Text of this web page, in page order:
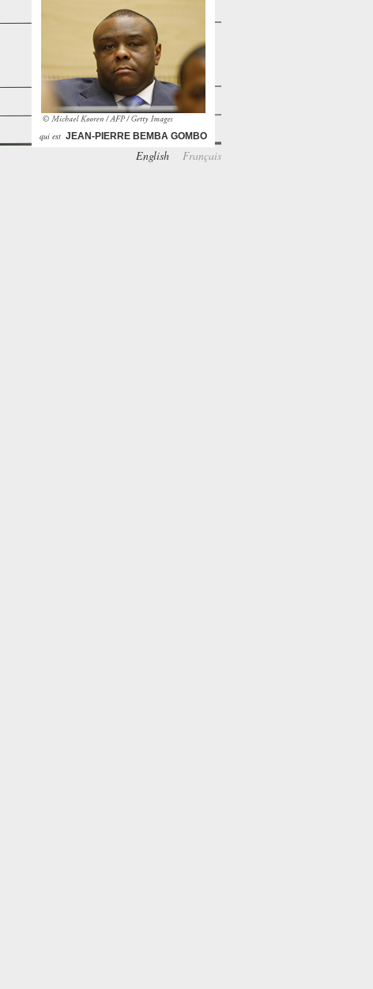
English Français
qui est JEAN-PIERRE BEMBA GOMBO